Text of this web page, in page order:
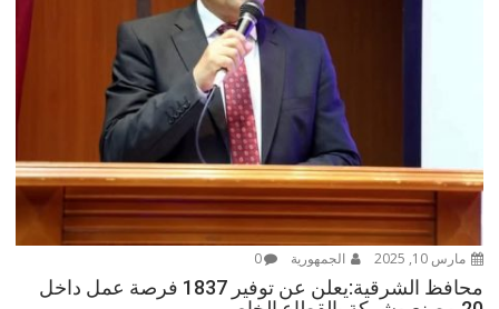
مارس 10, 2025 الجمهورية 0
محافظ الشرقية:يعلن عن توفير 1837 فرصة عمل داخل